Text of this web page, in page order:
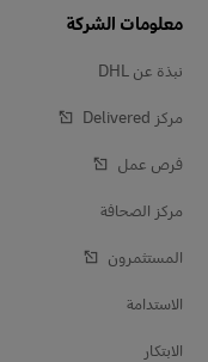
معلومات الشركة
نبذة عن DHL
مركز Delivered‎
فرص عمل
مركز الصحافة
المستثمرون
الاستدامة
الابتكار